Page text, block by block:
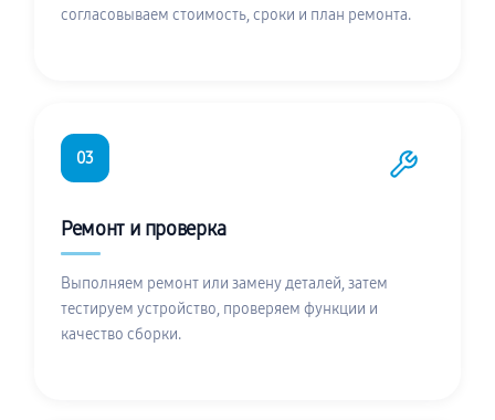
согласовываем стоимость, сроки и план ремонта.
03
Ремонт и проверка
Выполняем ремонт или замену деталей, затем
тестируем устройство, проверяем функции и
качество сборки.